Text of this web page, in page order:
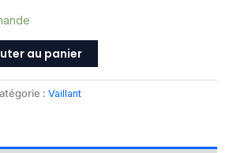
au panier
: Vaillant